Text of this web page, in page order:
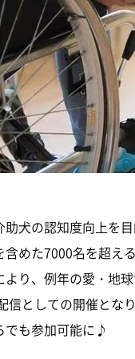
助犬の認知度向上を
含めた7000名を超え
より、例年の愛・地
信としての開催とな
でも参加可能に♪